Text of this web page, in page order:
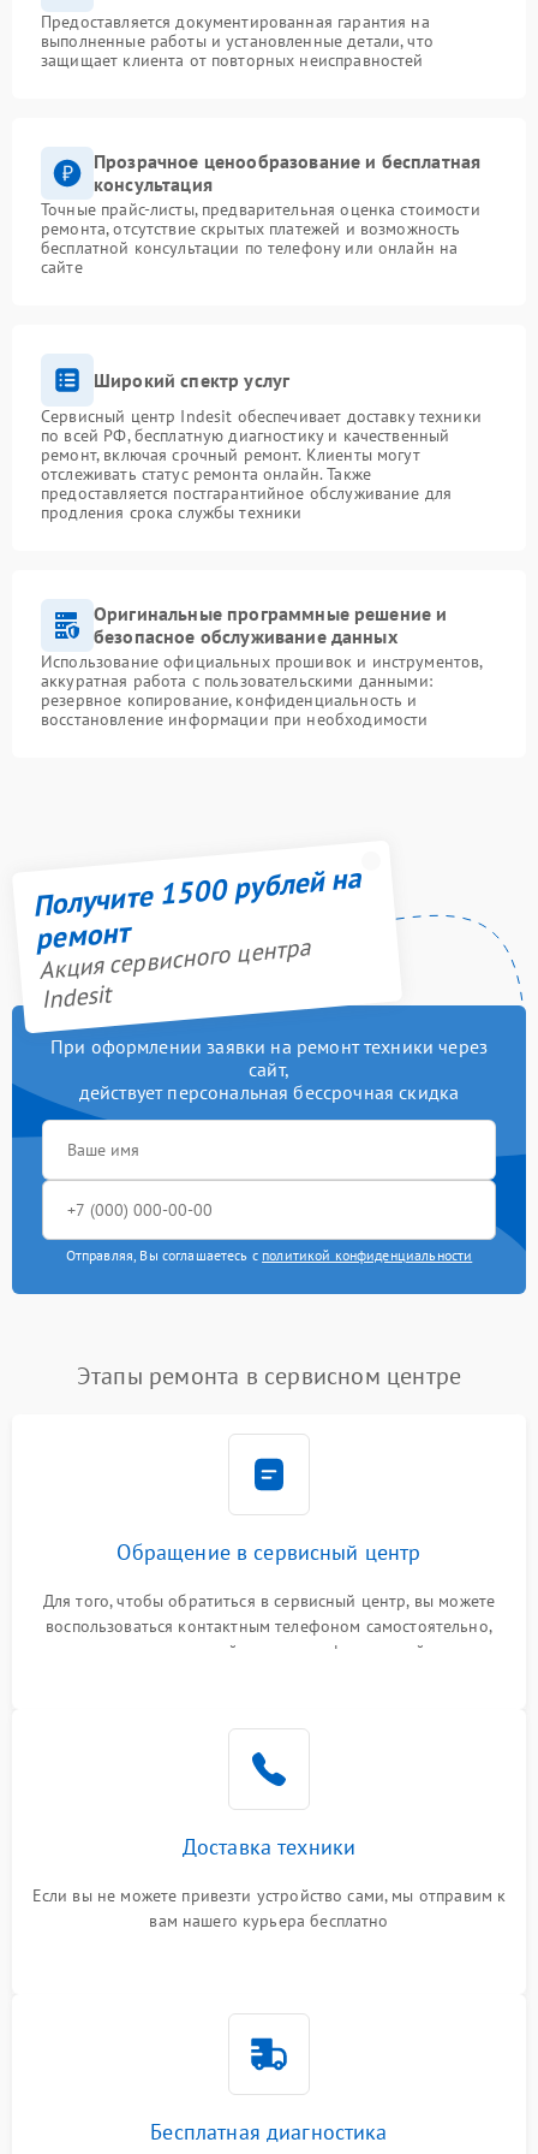
Предоставляется документированная гарантия на
выполненные работы и установленные детали, что
защищает клиента от повторных неисправностей
Прозрачное ценообразование и бесплатная
консультация
Точные прайс-листы, предварительная оценка стоимости
ремонта, отсутствие скрытых платежей и возможность
бесплатной консультации по телефону или онлайн на
сайте
Широкий спектр услуг
Сервисный центр Indesit обеспечивает доставку техники
по всей РФ, бесплатную диагностику и качественный
ремонт, включая срочный ремонт. Клиенты могут
отслеживать статус ремонта онлайн. Также
предоставляется постгарантийное обслуживание для
продления срока службы техники
Оригинальные программные решение и
безопасное обслуживание данных
Использование официальных прошивок и инструментов,
аккуратная работа с пользовательскими данными:
резервное копирование, конфиденциальность и
восстановление информации при необходимости
Получите 1500 рублей на
ремонт
Акция сервисного центра
Indesit
При оформлении заявки на ремонт техники через
сайт,
действует персональная бессрочная скидка
Отправляя, Вы соглашаетесь с политикой конфиденциальности
Этапы ремонта в сервисном центре
Обращение в сервисный центр
Для того, чтобы обратиться в сервисный центр, вы можете
воспользоваться контактным телефоном самостоятельно,
или оставить свой номер телефона на сайте
Доставка техники
Если вы не можете привезти устройство сами, мы отправим к
вам нашего курьера бесплатно
Бесплатная диагностика